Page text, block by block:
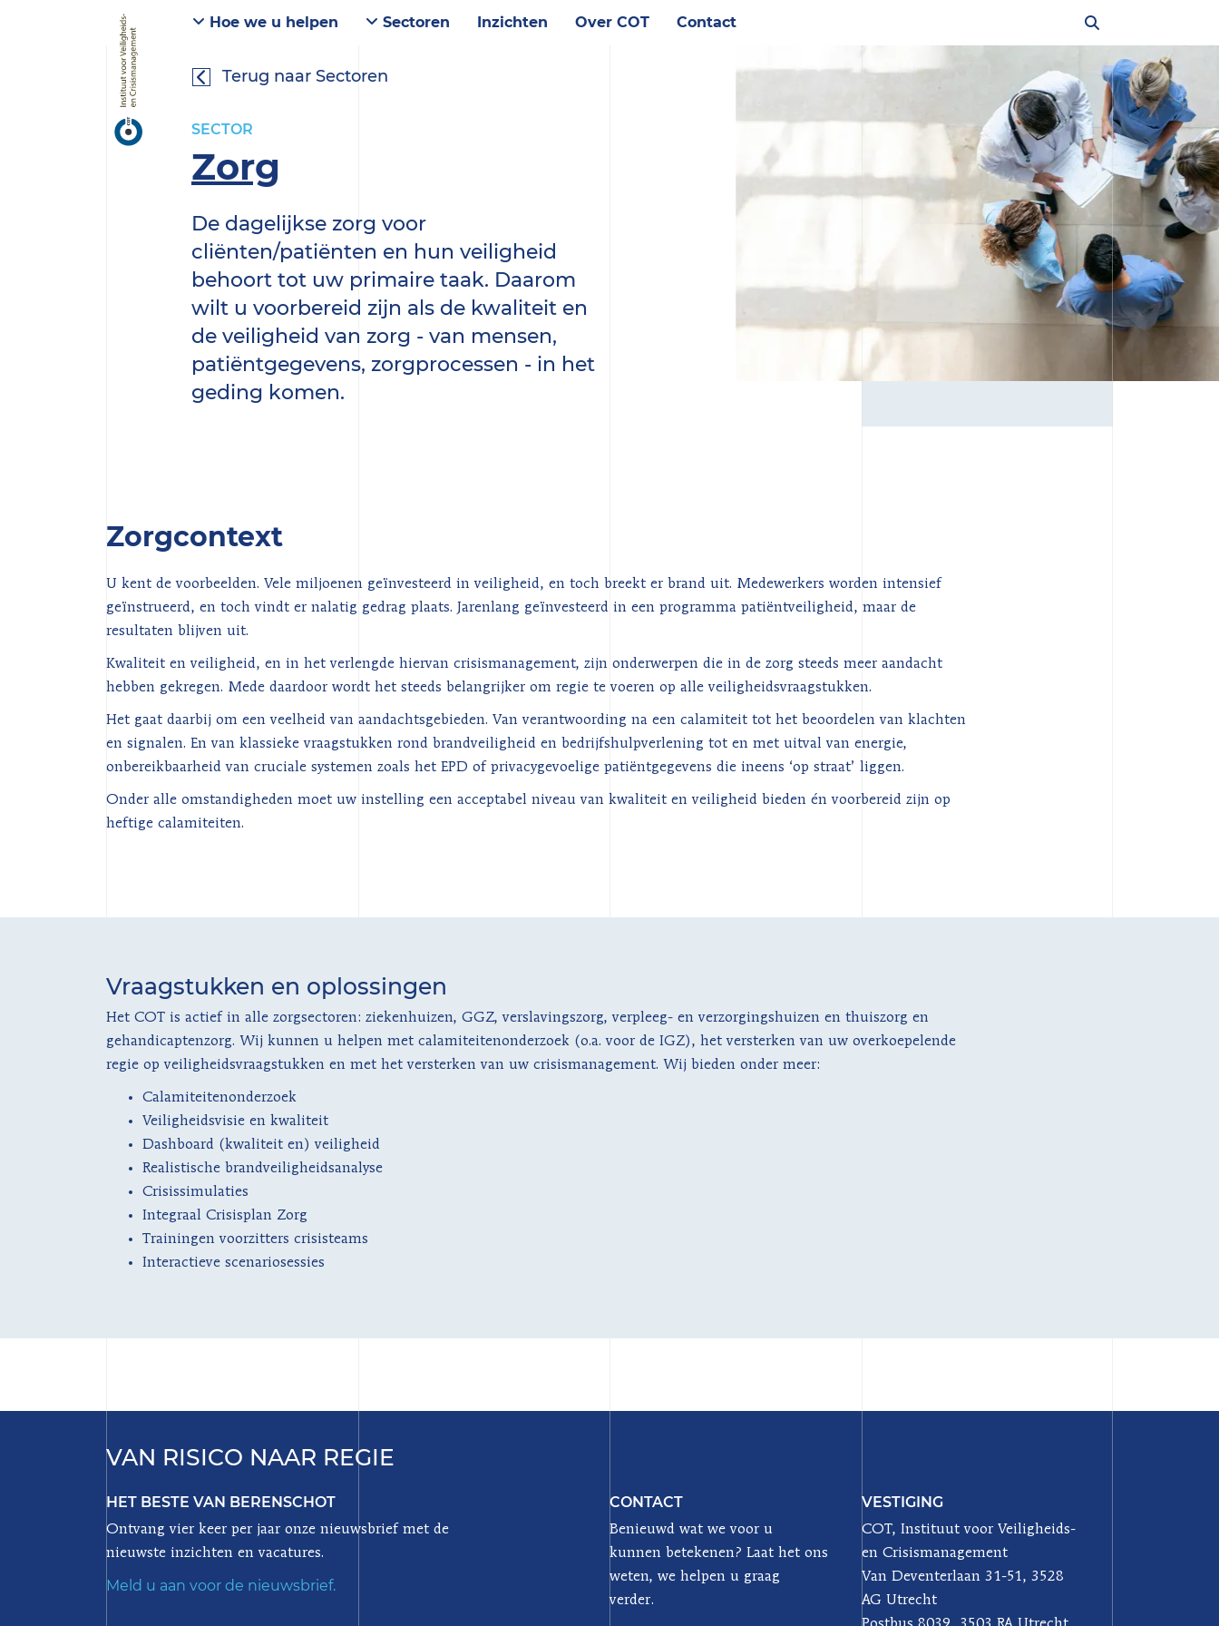
Hoe we u helpen Sectoren Inzichten Over COT Contact
Terug naar Sectoren
SECTOR
Zorg
De dagelijkse zorg voor
cliënten/patiënten en hun veiligheid
behoort tot uw primaire taak. Daarom
wilt u voorbereid zijn als de kwaliteit en
de veiligheid van zorg - van mensen,
patiëntgegevens, zorgprocessen - in het
geding komen.
Zorgcontext
U kent de voorbeelden. Vele miljoenen geïnvesteerd in veiligheid, en toch breekt er brand uit. Medewerkers worden intensief
geïnstrueerd, en toch vindt er nalatig gedrag plaats. Jarenlang geïnvesteerd in een programma patiënt­veiligheid, maar de
resultaten blijven uit.
Kwaliteit en veiligheid, en in het verlengde hiervan crisismanagement, zijn onderwerpen die in de zorg steeds meer aandacht
hebben gekregen. Mede daardoor wordt het steeds belangrijker om regie te voeren op alle veiligheidsvraagstukken.
Het gaat daarbij om een veelheid van aandachtsgebieden. Van verantwoording na een calamiteit tot het beoordelen van klachten
en signalen. En van klassieke vraagstukken rond brandveiligheid en bedrijfshulpverlening tot en met uitval van energie,
onbereikbaarheid van cruciale systemen zoals het EPD of privacy­gevoelige patiëntgegevens die ineens ‘op straat’ liggen.
Onder alle omstandigheden moet uw instelling een acceptabel niveau van kwaliteit en veiligheid bieden én voorbereid zijn op
heftige calamiteiten.
Vraagstukken en oplossingen
Het COT is actief in alle zorgsectoren: ziekenhuizen, GGZ, verslavingszorg, verpleeg- en verzorgingshuizen en thuiszorg en
gehandicaptenzorg. Wij kunnen u helpen met calamiteitenonderzoek (o.a. voor de IGZ), het versterken van uw overkoepelende
regie op veiligheidsvraagstukken en met het versterken van uw crisismanagement. Wij bieden onder meer:
Calamiteitenonderzoek
Veiligheidsvisie en kwaliteit
Dashboard (kwaliteit en) veiligheid
Realistische brandveiligheidsanalyse
Crisissimulaties
Integraal Crisisplan Zorg
Trainingen voorzitters crisisteams
Interactieve scenariosessies
VAN RISICO NAAR REGIE
HET BESTE VAN BERENSCHOT
Ontvang vier keer per jaar onze nieuwsbrief met de
nieuwste inzichten en vacatures.
Meld u aan voor de nieuwsbrief.
CONTACT
Benieuwd wat we voor u
kunnen betekenen? Laat het ons
weten, we helpen u graag
verder.
VESTIGING
COT, Instituut voor Veiligheids-
en Crisismanagement
Van Deventerlaan 31-51, 3528
AG Utrecht